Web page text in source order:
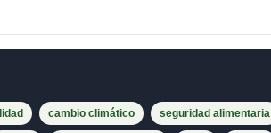
cambio climático seguridad alimentaria